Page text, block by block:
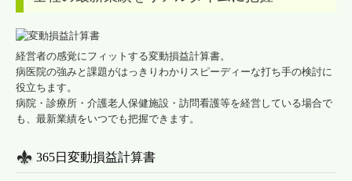
経営者の感覚にフィットする変動損益計算書。
病医院の強みと課題がはっきりわかりスピーディーな打ち手の検討に
役立ちます。
病院・診療所・介護老人保健施設・訪問看護等を経営している場合で
も、最新業績をいつでも把握できます。
365日変動損益計算書